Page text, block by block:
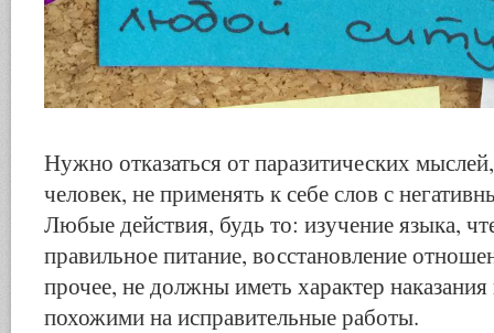
Нужно отказаться от паразитических
человек, не применять к себе слов с
Любые действия, будь то: изучение языка,
правильное питание, восстановление
прочее, не должны иметь характер
похожими на исправительные работы.